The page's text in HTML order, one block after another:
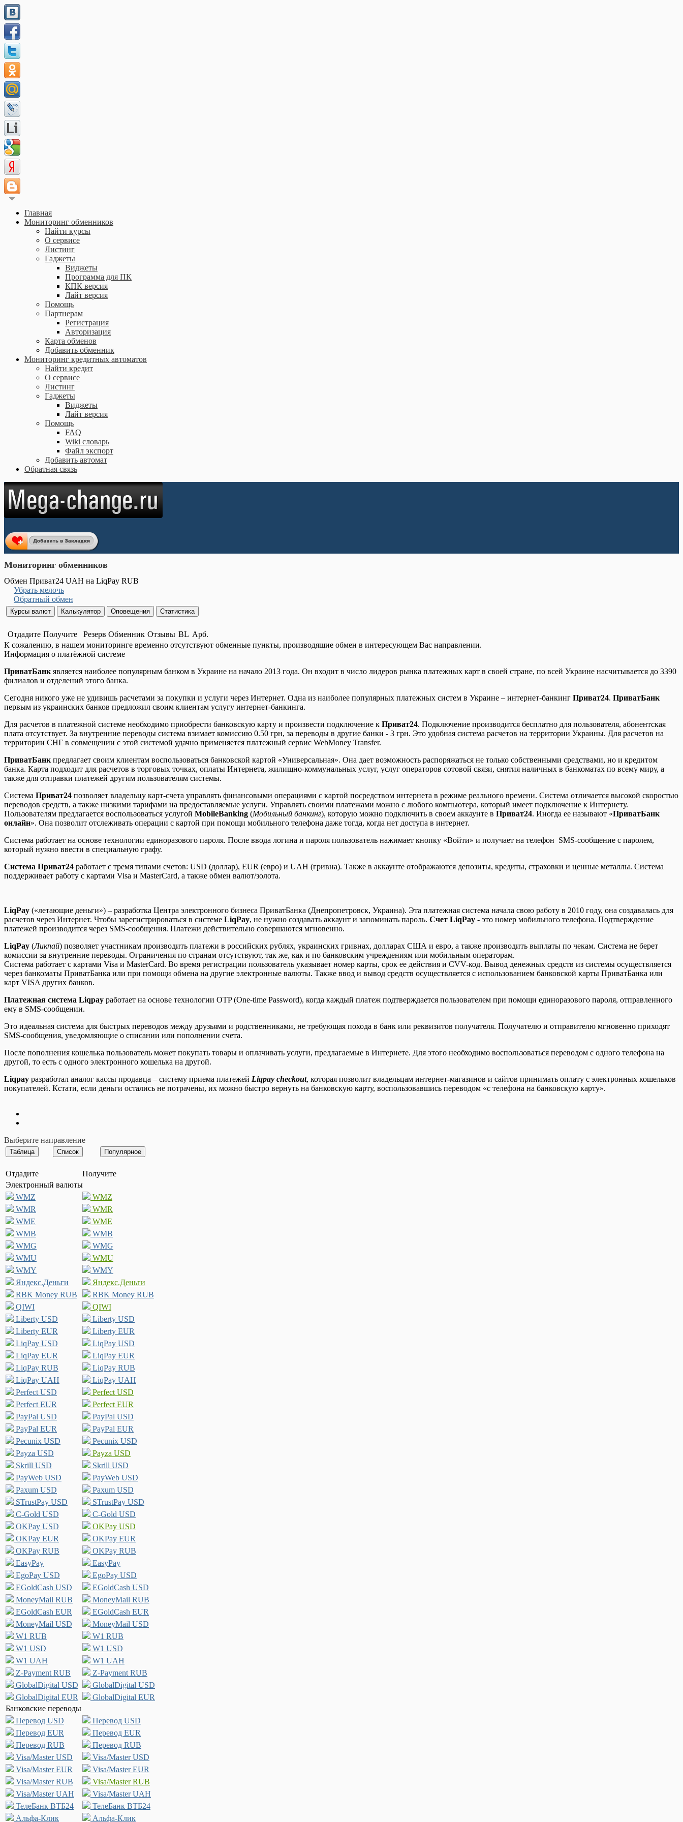
Главная
Мониторинг обменников
Найти курсы
О сервисе
Листинг
Гаджеты
Виджеты
Программа для ПК
КПК версия
Лайт версия
Помощь
Партнерам
Регистрация
Авторизация
Карта обменов
Добавить обменник
Мониторинг кредитных автоматов
Найти кредит
О сервисе
Листинг
Гаджеты
Виджеты
Лайт версия
Помощь
FAQ
Wiki словарь
Файл экспорт
Добавить автомат
Обратная связь
Мониторинг обменников
Обмен Приват24 UAH на LiqPay RUB
Убрать мелочь
Обратный обмен
Отдадите Получите Резерв Обменник Отзывы BL Арб.
К сожалению, в нашем мониторинге временно отсутствуют обменные пункты, производящие обмен в интересующем Вас направлении.
Информация о платёжной системе
ПриватБанк является наиболее популярным банком в Украине на начало 2013 года. Он входит в число лидеров рынка платежных карт в своей стране, по всей Украине насчитывается до 3390
филиалов и отделений этого банка.
Сегодня никого уже не удивишь расчетами за покупки и услуги через Интернет. Одна из наиболее популярных платежных систем в Украине – интернет-банкинг Приват24. ПриватБанк
первым из украинских банков предложил своим клиентам услугу интернет-банкинга.
Для расчетов в платежной системе необходимо приобрести банковскую карту и произвести подключение к Приват24. Подключение производится бесплатно для пользователя, абонентская
плата отсутствует. За внутренние переводы система взимает комиссию 0.50 грн, за переводы в другие банки - 3 грн. Это удобная система расчетов на территории Украины. Для расчетов на
территории СНГ в совмещении с этой системой удачно применяется платежный сервис WebMoney Transfer.
ПриватБанк предлагает своим клиентам воспользоваться банковской картой «Универсальная». Она дает возможность распоряжаться не только собственными средствами, но и кредитом
банка. Карта подходит для расчетов в торговых точках, оплаты Интернета, жилищно-коммунальных услуг, услуг операторов сотовой связи, снятия наличных в банкоматах по всему миру, а
также для отправки платежей другим пользователям системы.
Система Приват24 позволяет владельцу карт-счета управлять финансовыми операциями с картой посредством интернета в режиме реального времени. Система отличается высокой скоростью
переводов средств, а также низкими тарифами на предоставляемые услуги. Управлять своими платежами можно с любого компьютера, который имеет подключение к Интернету.
Пользователям предлагается воспользоваться услугой MobileBanking (Мобильный банкинг), которую можно подключить в своем аккаунте в Приват24. Иногда ее называют «ПриватБанк
онлайн». Она позволит отслеживать операции с картой при помощи мобильного телефона даже тогда, когда нет доступа в интернет.
Система работает на основе технологии единоразового пароля. После ввода логина и пароля пользователь нажимает кнопку «Войти» и получает на телефон SMS-сообщение с паролем,
который нужно ввести в специальную графу.
Система Приват24 работает с тремя типами счетов: USD (доллар), EUR (евро) и UAH (гривна). Также в аккаунте отображаются депозиты, кредиты, страховки и ценные металлы. Система
поддерживает работу с картами Visa и MasterCard, а также обмен валют/золота.
LiqPay («летающие деньги») – разработка Центра электронного бизнеса ПриватБанка (Днепропетровск, Украина). Эта платежная система начала свою работу в 2010 году, она создавалась для
расчетов через Интернет. Чтобы зарегистрироваться в системе LiqPay, не нужно создавать аккаунт и запоминать пароль. Счет LiqPay - это номер мобильного телефона. Подтверждение
платежей производится через SMS-сообщения. Платежи действительно совершаются мгновенно.
LiqPay (Ликпай) позволяет участникам производить платежи в российских рублях, украинских гривнах, долларах США и евро, а также производить выплаты по чекам. Система не берет
комиссии за внутренние переводы. Ограничения по странам отсутствуют, так же, как и по банковским учреждениям или мобильным операторам.
Система работает с картами Visa и MasterCard. Во время регистрации пользователь указывает номер карты, срок ее действия и CVV-код. Вывод денежных средств из системы осуществляется
через банкоматы ПриватБанка или при помощи обмена на другие электронные валюты. Также ввод и вывод средств осуществляется с использованием банковской карты ПриватБанка или
карт VISA других банков.
Платежная система Liqpay работает на основе технологии OTP (One-time Password), когда каждый платеж подтверждается пользователем при помощи единоразового пароля, отправленного
ему в SMS-сообщении.
Это идеальная система для быстрых переводов между друзьями и родственниками, не требующая похода в банк или реквизитов получателя. Получателю и отправителю мгновенно приходят
SMS-сообщения, уведомляющие о списании или пополнении счета.
После пополнения кошелька пользователь может покупать товары и оплачивать услуги, предлагаемые в Интернете. Для этого необходимо воспользоваться переводом с одного телефона на
другой, то есть с одного электронного кошелька на другой.
Liqpay разработал аналог кассы продавца – систему приема платежей Liqpay checkout, которая позволит владельцам интернет-магазинов и сайтов принимать оплату с электронных кошельков
покупателей. Кстати, если деньги остались не потрачены, их можно быстро вернуть на банковскую карту, воспользовавшись переводом «с телефона на банковскую карту».
Выберите направление
Отдадите
Получите
Электронный валюты
WMZ
WMZ
WMR
WMR
WME
WME
WMB
WMB
WMG
WMG
WMU
WMU
WMY
WMY
Яндекс.Деньги
Яндекс.Деньги
RBK Money RUB
RBK Money RUB
QIWI
QIWI
Liberty USD
Liberty USD
Liberty EUR
Liberty EUR
LiqPay USD
LiqPay USD
LiqPay EUR
LiqPay EUR
LiqPay RUB
LiqPay RUB
LiqPay UAH
LiqPay UAH
Perfect USD
Perfect USD
Perfect EUR
Perfect EUR
PayPal USD
PayPal USD
PayPal EUR
PayPal EUR
Pecunix USD
Pecunix USD
Payza USD
Payza USD
Skrill USD
Skrill USD
PayWeb USD
PayWeb USD
Paxum USD
Paxum USD
STrustPay USD
STrustPay USD
C-Gold USD
C-Gold USD
OKPay USD
OKPay USD
OKPay EUR
OKPay EUR
OKPay RUB
OKPay RUB
EasyPay
EasyPay
EgoPay USD
EgoPay USD
EGoldCash USD
EGoldCash USD
MoneyMail RUB
MoneyMail RUB
EGoldCash EUR
EGoldCash EUR
MoneyMail USD
MoneyMail USD
W1 RUB
W1 RUB
W1 USD
W1 USD
W1 UAH
W1 UAH
Z-Payment RUB
Z-Payment RUB
GlobalDigital USD
GlobalDigital USD
GlobalDigital EUR
GlobalDigital EUR
Банковские переводы
Перевод USD
Перевод USD
Перевод EUR
Перевод EUR
Перевод RUB
Перевод RUB
Visa/Master USD
Visa/Master USD
Visa/Master EUR
Visa/Master EUR
Visa/Master RUB
Visa/Master RUB
Visa/Master UAH
Visa/Master UAH
ТелеБанк ВТБ24
ТелеБанк ВТБ24
Альфа-Клик
Альфа-Клик